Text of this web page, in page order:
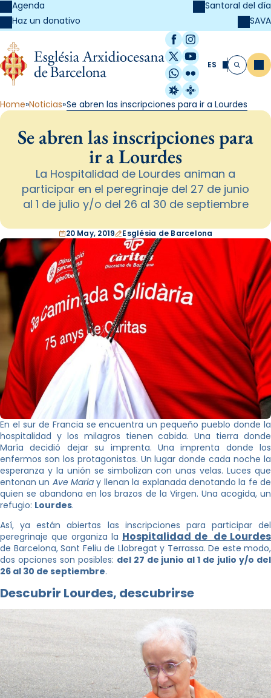
Agenda
Haz un donativo
Santoral del día
SAVA
Facebook
Instagram
X / Twitter
YouTube
WhatsApp
Flickr
Radio Estel
Catalunya
ES Buscar
Home Noticias Se abren las inscripciones para ir a Lourdes
Se abren las inscripciones para
ir a Lourdes
La Hospitalidad de Lourdes animan a
participar en el peregrinaje del 27 de junio
al 1 de julio y/o del 26 al 30 de septiembre
20 May, 2019 Església de Barcelona
En el sur de Francia se encuentra un pequeño pueblo donde la
hospitalidad y los milagros tienen cabida. Una tierra donde
María decidió dejar su imprenta. Una imprenta donde los
enfermos son los protagonistas. Un lugar donde cada noche la
esperanza y la unión se simbolizan con unas velas. Luces que
entonan un Ave Maria y llenan la explanada denotando la fe de
quien se abandona en los brazos de la Virgen. Una acogida, un
refugio: Lourdes.
Así, ya están abiertas las inscripciones para participar del
peregrinaje que organiza la Hospitalidad de de Lourdes
de Barcelona, Sant Feliu de Llobregat y Terrassa. De este modo,
dos opciones son posibles: del 27 de junio al 1 de julio y/o del
26 al 30 de septiembre.
Descubrir Lourdes, descubrirse